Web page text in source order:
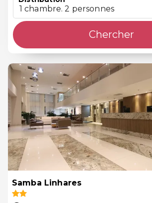
1 chambre. 2 personnes
Chercher
Samba Linhares